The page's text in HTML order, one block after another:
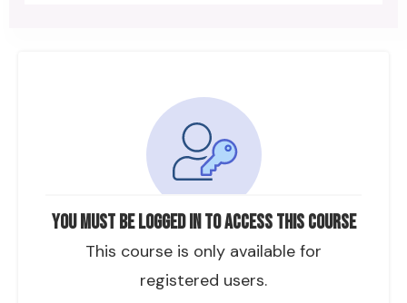
You must be logged in to access this course
This course is only available for
registered users.